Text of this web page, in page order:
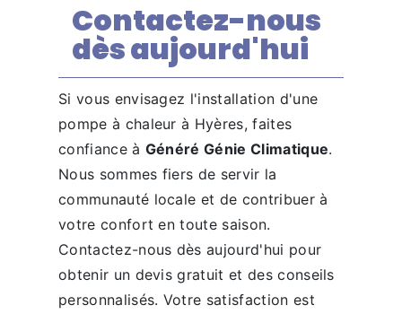
Contactez-nous
dès aujourd'hui
Si vous envisagez l'installation d'une
pompe à chaleur à Hyères, faites
confiance à Généré Génie Climatique.
Nous sommes fiers de servir la
communauté locale et de contribuer à
votre confort en toute saison.
Contactez-nous dès aujourd'hui pour
obtenir un devis gratuit et des conseils
personnalisés. Votre satisfaction est